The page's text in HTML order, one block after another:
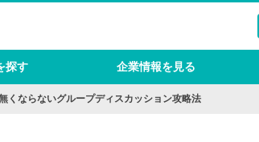
探す 企業情報を見る
くならないグループディスカッション攻略法